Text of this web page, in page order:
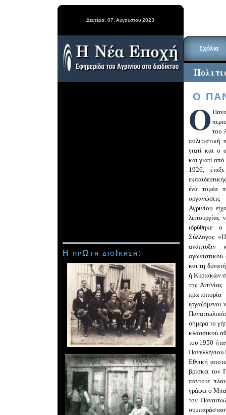
Δευτέρα, 07. Αυγούστου 2023
Σχόλια
Η πρΩτη διοΙκηση:
Ο
Ο του
γιατί και ο
και γιατί
1926,
ένα τομέα
Αγρινίου
ιδρύθηκε
Σύλλογος
ανάπτυξιν
αγωνιστικού
και τη
ή Κυριακών
της Αιτ/
πρωτοπορία
εργαζόμενοι
σήμερα το
κλασσικού
του 1950
Εθνική
βρίσκει τον
πάντοτε
γράφει ο
τον